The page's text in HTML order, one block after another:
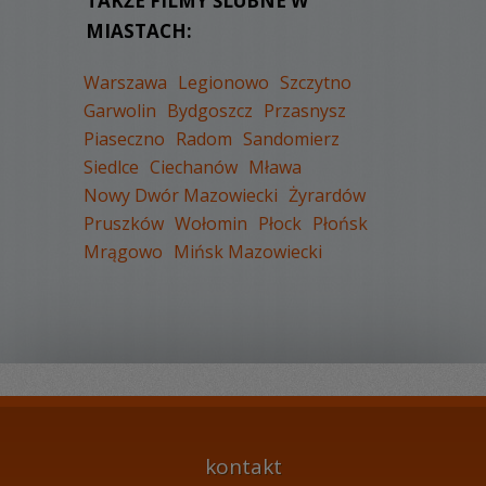
WYŚWIETLEŃ:
KOMENTARZY:2
KOMENTARZY:0
MIASTACH:
Warszawa Legionowo Szczytno
Garwolin Bydgoszcz Przasnysz
Piaseczno Radom Sandomierz
Siedlce Ciechanów Mława
Nowy Dwór Mazowiecki Żyrardów
Pruszków Wołomin Płock Płońsk
Mrągowo Mińsk Mazowiecki
kontakt